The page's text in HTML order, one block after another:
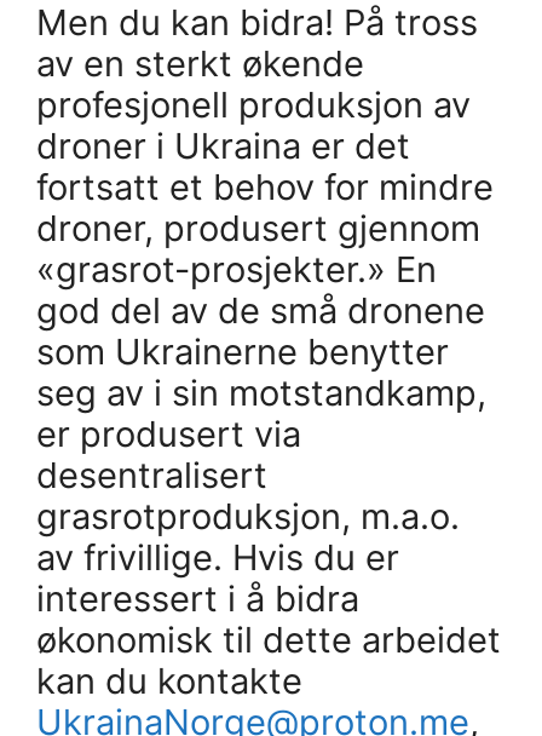
Men du kan bidra! På tross
av en sterkt økende
profesjonell produksjon av
droner i Ukraina er det
fortsatt et behov for mindre
droner, produsert gjennom
«grasrot-prosjekter.» En
god del av de små dronene
som Ukrainerne benytter
seg av i sin motstandkamp,
er produsert via
desentralisert
grasrotproduksjon, m.a.o.
av frivillige. Hvis du er
interessert i å bidra
økonomisk til dette arbeidet
kan du kontakte
UkrainaNorge@proton.me,